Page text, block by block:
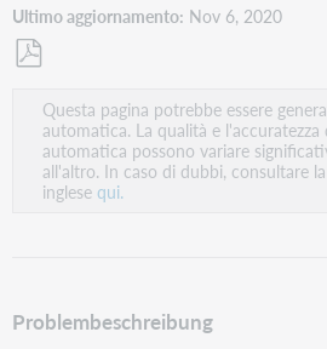
Ultimo aggiornamento Nov 6, 2020
come
PDF
Questa pagina potrebbe essere
automatica. La qualità e l'accuratezza
automatica possono variare
all'altro. In caso di dubbi, consultare
inglesequi.
Problembeschreibung